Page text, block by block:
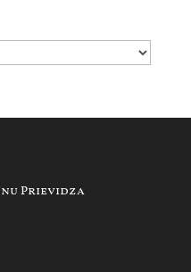
Prievidza